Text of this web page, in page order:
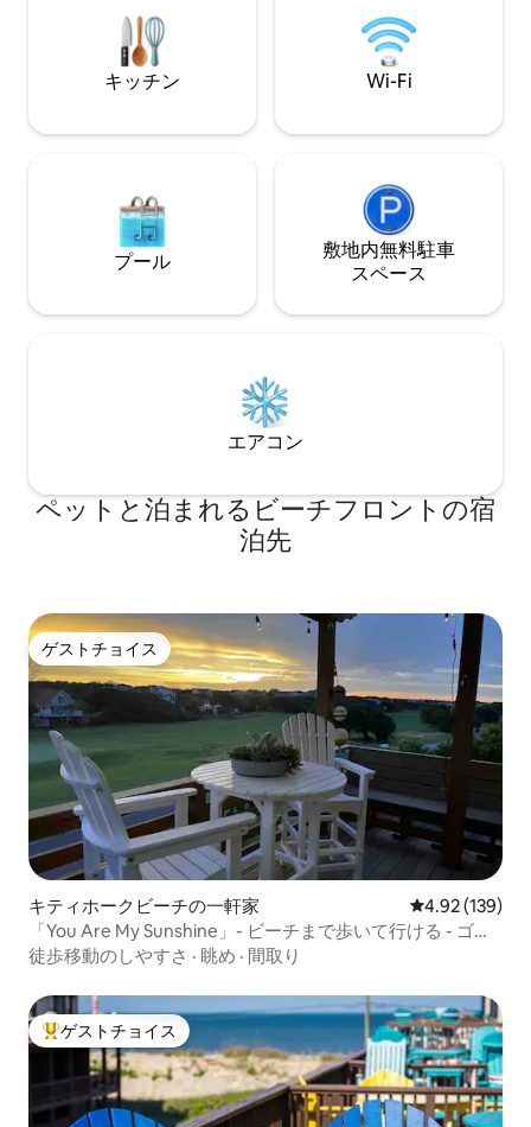
タイルが待っています！プールとラケッ
トクラブをご利用いただけます。
ョンと静寂があな
🏖️☀️
キッチン Wi-Fi
プール
敷地内無料駐⁠車
ス⁠ペ⁠ー⁠ス
エアコン
ペットと泊まれるビーチフロントの宿
泊先
ゲストチョイス
ゲストチョイス
キティホークビーチの一軒家 レビュー139
4.92 (139)
「You Are My Sunshine」- ビーチまで歩いて行ける - ゴル
フ場 - 露天風呂・ジャグジー
徒歩移動のしやすさ · 眺め · 間取り
大好評のゲストチョイスです。
ゲストチョイス